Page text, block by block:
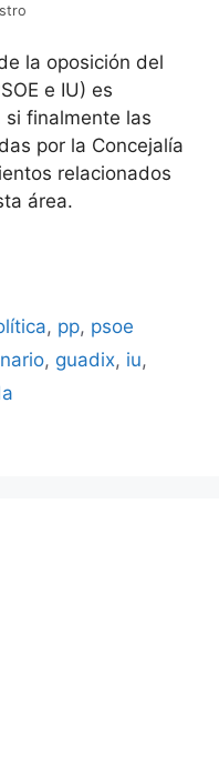
la oposición del
e IU) es
finalmente las
por la Concejalía
relacionados
área.
, pp, psoe
, guadix, iu,